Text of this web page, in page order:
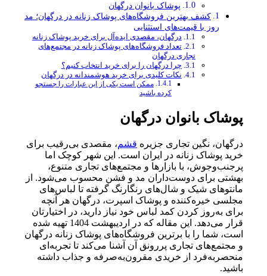
پوشاک بانوان درگهان
کشف بهترین فروشگاه‌های پوشاک زنانه در درگهان؛ مد
روز با قیمت‌های استثنایی
درگهان، مقصدی ایده‌آل برای خرید پوشاک زنانه
تعداد فروشگاه‌های پوشاک زنانه در مجتمع‌های
تجاری درگهان
چرا درگهان را برای خرید انتخاب کنیم؟
نکات کلیدی برای خرید هوشمندانه در درگهان
ممکن است یکی از این عبارات را جستجو
کرده باشید
پوشاک بانوان درگهان
درگهان، نگین تجاری جزیره قشم، مقصدی بی‌رقیب برای
خرید پوشاک زنانه در ایران است. این شهر کوچک اما
پرجنب‌وجوش، با بازارها و مجتمع‌های تجاری متنوع،
بهشتی برای دوست‌داران مد و فشن محسوب می‌شود. از
مانتوهای شیک و شال‌های رنگارنگ گرفته تا لباس‌های
مجلسی خیره‌کننده و پوشاک اسپرت، درگهان هر آنچه
برای به‌روز کردن کمد لباس خود نیاز دارید، در اختیارتان
قرار می‌دهد. این مقاله که در اردیبهشت 1404 تهیه شده
است، شما را با برترین فروشگاه‌های پوشاک زنانه درگهان
و مجتمع‌های تجاری پررونق آن آشنا می‌کند تا تجربه‌ای
منحصربه‌فرد از خریدی مقرون‌به‌صرفه و جذاب داشته
باشید.